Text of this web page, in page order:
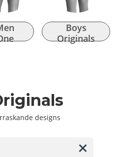
Boys
Originals
designs